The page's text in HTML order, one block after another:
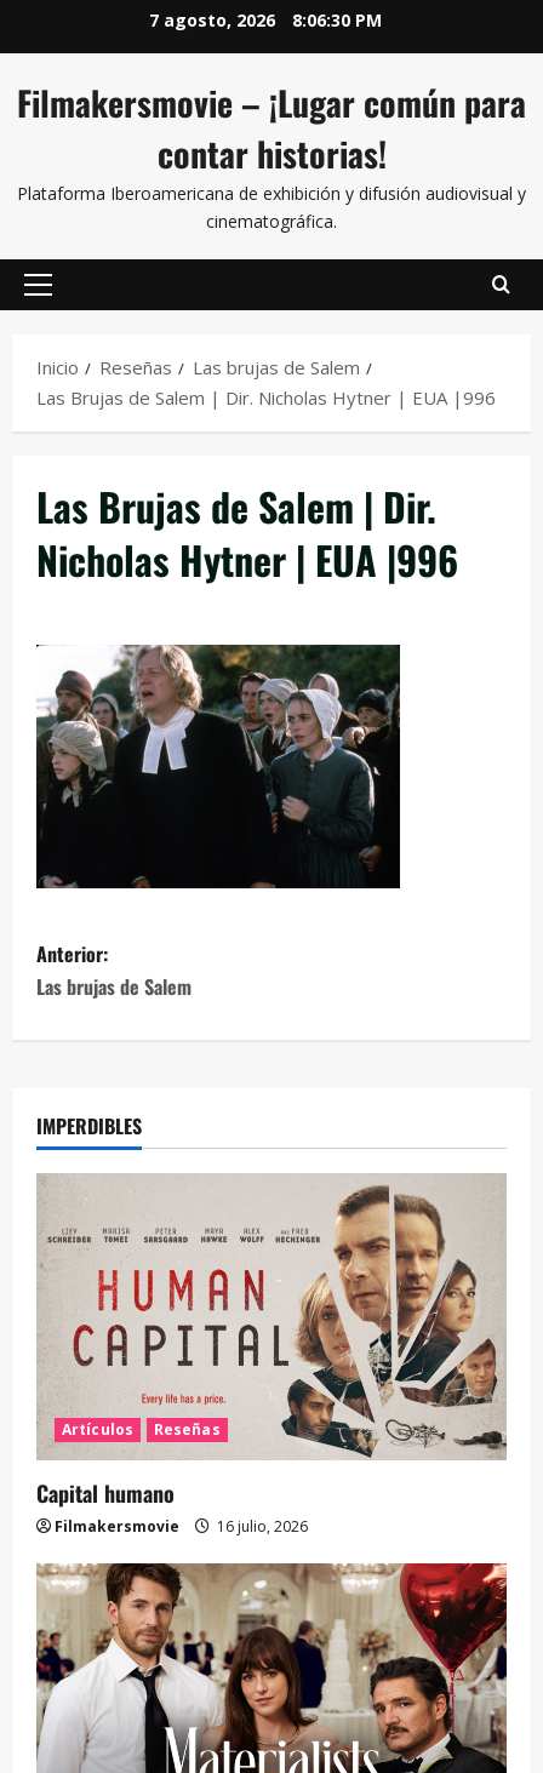
7 agosto, 2026 8:06:30 PM
Filmakersmovie – ¡Lugar común para
contar historias!
Plataforma Iberoamericana de exhibición y difusión audiovisual y
cinematográfica.
Inicio Reseñas
Las brujas de Salem
Las Brujas de Salem | Dir. Nicholas Hytner | EUA |996
Las Brujas de Salem | Dir.
Nicholas Hytner | EUA |996
Anterior:
Las brujas de Salem
IMPERDIBLES
Artículos Reseñas
Capital humano
Filmakersmovie 16 julio, 2026